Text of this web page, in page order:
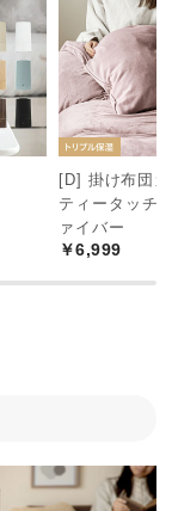
[D] 掛け布団
ティータッチ
ァイバー
￥6,999